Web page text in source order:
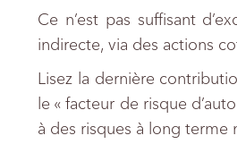
Ce n’est pas suffisant
indirecte, via des actions
Lisez la dernière
le « facteur de risque
à des risques à long terme